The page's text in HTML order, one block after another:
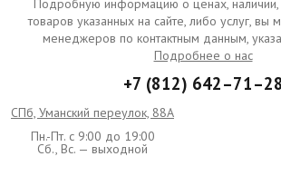
Подробную информацию о ценах, наличии,
товаров указанных на сайте, либо услуг, вы
менеджеров по контактным данным,
Подробнее о нас
+7 (812) 642–71–28
СПб, Уманский переулок, 88А
Пн.-Пт. с 9:00 до 19:00
Сб., Вс. — выходной